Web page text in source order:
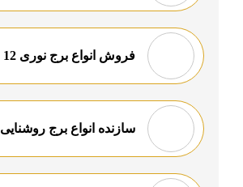
فروش انواع برج نوری 12 متری
سازنده انواع برج روشنایی 30 متری